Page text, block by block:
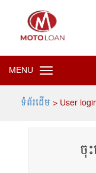
MENU Toggle
navigation
ទំព័រដើម> User
ចុ